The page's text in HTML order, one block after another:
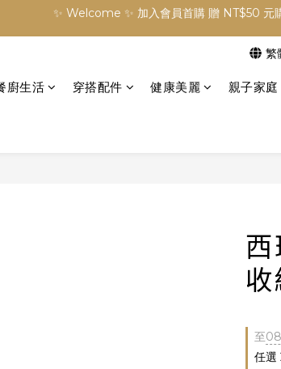
✨ Welcome ✨ 加入會員首購 贈 NT$50 元
繁
廚生活 穿搭配件 健康美麗 親子家庭
至
任選